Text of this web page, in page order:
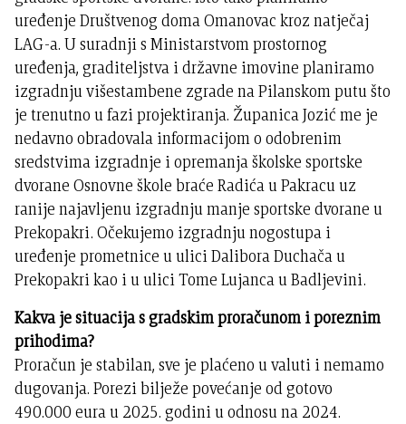
uređenje Društvenog doma Omanovac kroz natječaj
LAG-a. U suradnji s Ministarstvom prostornog
uređenja, graditeljstva i državne imovine planiramo
izgradnju višestambene zgrade na Pilanskom putu što
je trenutno u fazi projektiranja. Županica Jozić me je
nedavno obradovala informacijom o odobrenim
sredstvima izgradnje i opremanja školske sportske
dvorane Osnovne škole braće Radića u Pakracu uz
ranije najavljenu izgradnju manje sportske dvorane u
Prekopakri. Očekujemo izgradnju nogostupa i
uređenje prometnice u ulici Dalibora Duchača u
Prekopakri kao i u ulici Tome Lujanca u Badljevini.
Kakva je situacija s gradskim proračunom i poreznim
prihodima?
Proračun je stabilan, sve je plaćeno u valuti i nemamo
dugovanja. Porezi bilježe povećanje od gotovo
490.000 eura u 2025. godini u odnosu na 2024.